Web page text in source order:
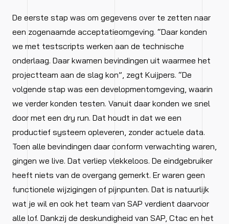
De eerste stap was om gegevens over te zetten naar
een zogenaamde acceptatieomgeving. “Daar konden
we met testscripts werken aan de technische
onderlaag. Daar kwamen bevindingen uit waarmee het
projectteam aan de slag kon”, zegt Kuijpers. “De
volgende stap was een developmentomgeving, waarin
we verder konden testen. Vanuit daar konden we snel
door met een dry run. Dat houdt in dat we een
productief systeem opleveren, zonder actuele data.
Toen alle bevindingen daar conform verwachting waren,
gingen we live. Dat verliep vlekkeloos. De eindgebruiker
heeft niets van de overgang gemerkt. Er waren geen
functionele wijzigingen of pijnpunten. Dat is natuurlijk
wat je wil en ook het team van SAP verdient daarvoor
alle lof. Dankzij de deskundigheid van SAP, Ctac en het